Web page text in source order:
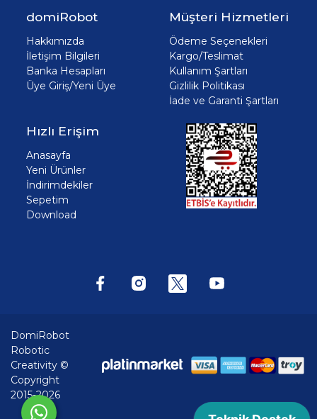
domiRobot
Hakkımızda
İletişim Bilgileri
Banka Hesapları
Üye Giriş/Yeni Üye
Müşteri Hizmetleri
Ödeme Seçenekleri
Kargo/Teslimat
Kullanım Şartları
Gizlilik Politikası
İade ve Garanti Şartları
Hızlı Erişim
Anasayfa
Yeni Ürünler
İndirimdekiler
Sepetim
Download
DomiRobot
Robotic
Creativity ©
Copyright
2015-2026